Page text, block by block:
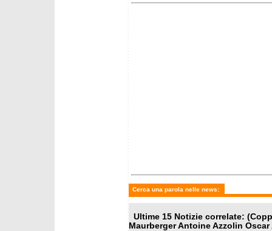
Cerca una parola nelle news:
Ultime 15 Notizie correlate:
Maurberger Antoine Azzolin